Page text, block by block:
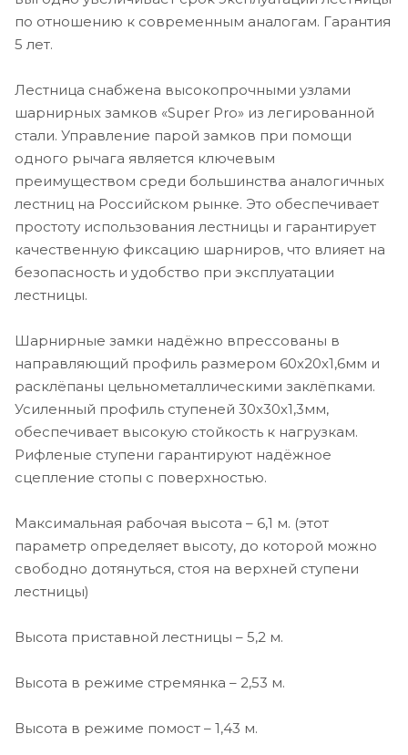
по отношению к современным аналогам. Гарантия
5 лет.
Лестница снабжена высокопрочными узлами
шарнирных замков «Super Pro» из легированной
стали. Управление парой замков при помощи
одного рычага является ключевым
преимуществом среди большинства аналогичных
лестниц на Российском рынке. Это обеспечивает
простоту использования лестницы и гарантирует
качественную фиксацию шарниров, что влияет на
безопасность и удобство при эксплуатации
лестницы.
Шарнирные замки надёжно впрессованы в
направляющий профиль размером 60х20х1,6мм и
расклёпаны цельнометаллическими заклёпками.
Усиленный профиль ступеней 30х30х1,3мм,
обеспечивает высокую стойкость к нагрузкам.
Рифленые ступени гарантируют надёжное
сцепление стопы с поверхностью.
Максимальная рабочая высота – 6,1 м. (этот
параметр определяет высоту, до которой можно
свободно дотянуться, стоя на верхней ступени
лестницы)
Высота приставной лестницы – 5,2 м.
Высота в режиме стремянка – 2,53 м.
Высота в режиме помост – 1,43 м.